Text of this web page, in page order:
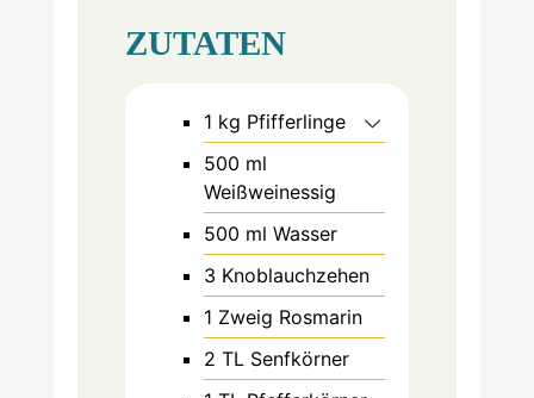
ZUTATEN
1 kg Pfifferlinge
500 ml
Weißweinessig
500 ml Wasser
3 Knoblauchzehen
1 Zweig Rosmarin
2 TL Senfkörner